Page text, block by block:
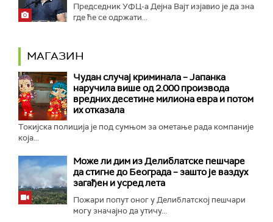
Председник УФЦ-а Дејна Вајт изјавио је да зна
где ће се одржати...
МАГАЗИН
Чудан случај криминала – Јапанка
наручила више од 2.000 производа
вредних десетине милиона евра и потом
их отказала
Токијска полиција је под сумњом за ометање рада компаније
која...
Може ли дим из Делиблатске пешчаре
да стигне до Београда – зашто је ваздух
загађен и усред лета
Пожари попут оног у Делиблатској пешчари
могу значајно да утичу...